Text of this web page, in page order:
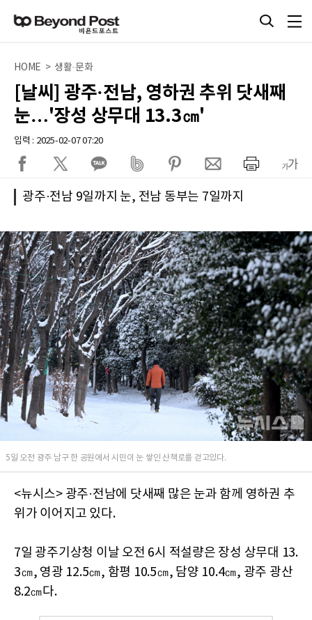
HOME > 생활·문화
[날씨] 광주·전남, 영하권 추위 닷새째
눈…'장성 상무대 13.3㎝'
입력 : 2025-02-07 07:20
광주·전남 9일까지 눈, 전남 동부는 7일까지
5일 오전 광주 남구 한 공원에서 시민이 눈 쌓인 산책로를 걷고있다.
<뉴시스> 광주·전남에 닷새째 많은 눈과 함께 영하권 추
위가 이어지고 있다.
7일 광주기상청 이날 오전 6시 적설량은 장성 상무대 13.
3㎝, 영광 12.5㎝, 함평 10.5㎝, 담양 10.4㎝, 광주 광산
8.2㎝다.